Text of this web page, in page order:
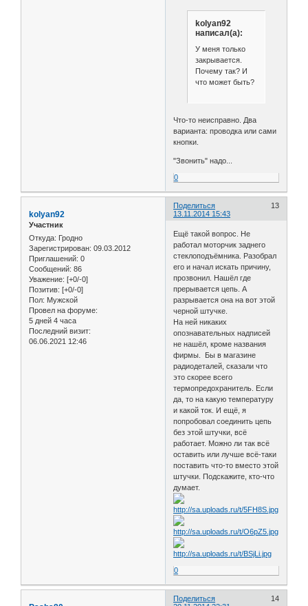
kolyan92
написал(а):
У меня только
закрывается.
Почему так? И
что может быть?
Что-то неисправно. Два
варианта: проводка или сами
кнопки.
"Звонить" надо...
0
Поделиться
13
13.11.2014 15:43
kolyan92
Участник
Откуда: Гродно
Зарегистрирован: 09.03.2012
Приглашений: 0
Сообщений: 86
Уважение: [+0/-0]
Позитив: [+0/-0]
Пол: Мужской
Провел на форуме:
5 дней 4 часа
Последний визит:
06.06.2021 12:46
Ещё такой вопрос. Не
работал моторчик заднего
стеклоподъёмника. Разобрал
его и начал искать причину,
прозвонил. Нашёл где
прерывается цепь. А
разрывается она на вот этой
черной штучке.
На ней никаких
опознавательных надписей
не нашёл, кроме названия
фирмы. Бы в магазине
радиодеталей, сказали что
это скорее всего
термопредохранитель. Если
да, то на какую температуру
и какой ток. И ещё, я
попробовал соединить цепь
без этой штучки, всё
работает. Можно ли так всё
оставить или лучше всё-таки
поставить что-то вместо этой
штучки. Подскажите, кто-что
думает.
0
Поделиться
14